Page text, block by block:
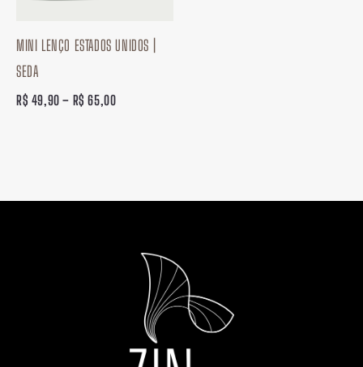
MINI LENÇO ESTADOS UNIDOS |
SEDA
R$ 49,90 – R$ 65,00